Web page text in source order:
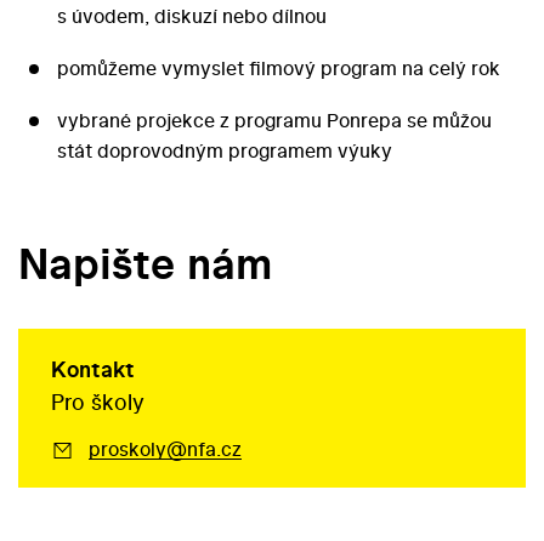
s úvodem, diskuzí nebo dílnou
pomůžeme vymyslet filmový program na celý rok
vybrané projekce z programu Ponrepa se můžou
stát doprovodným programem výuky
Napište nám
Kontakt
Pro školy
proskoly@nfa.cz